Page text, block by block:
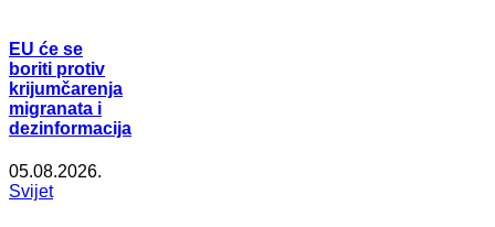
EU će se
boriti protiv
krijumčarenja
migranata i
dezinformacija
05.08.2026.
Svijet